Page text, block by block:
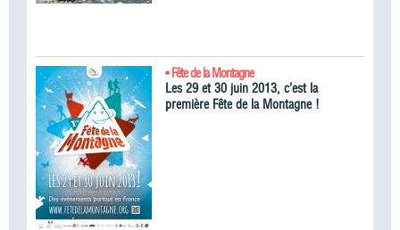
• Fête de la Montagne
Les 29 et 30 juin 2013, c’est la
première Fête de la Montagne !